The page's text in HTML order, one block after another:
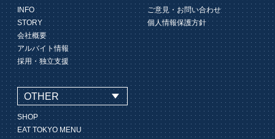
INFO
STORY
会社概要
アルバイト情報
採用・独立支援
ご意見・お問い合わせ
個人情報保護方針
OTHER
SHOP
EAT TOKYO MENU